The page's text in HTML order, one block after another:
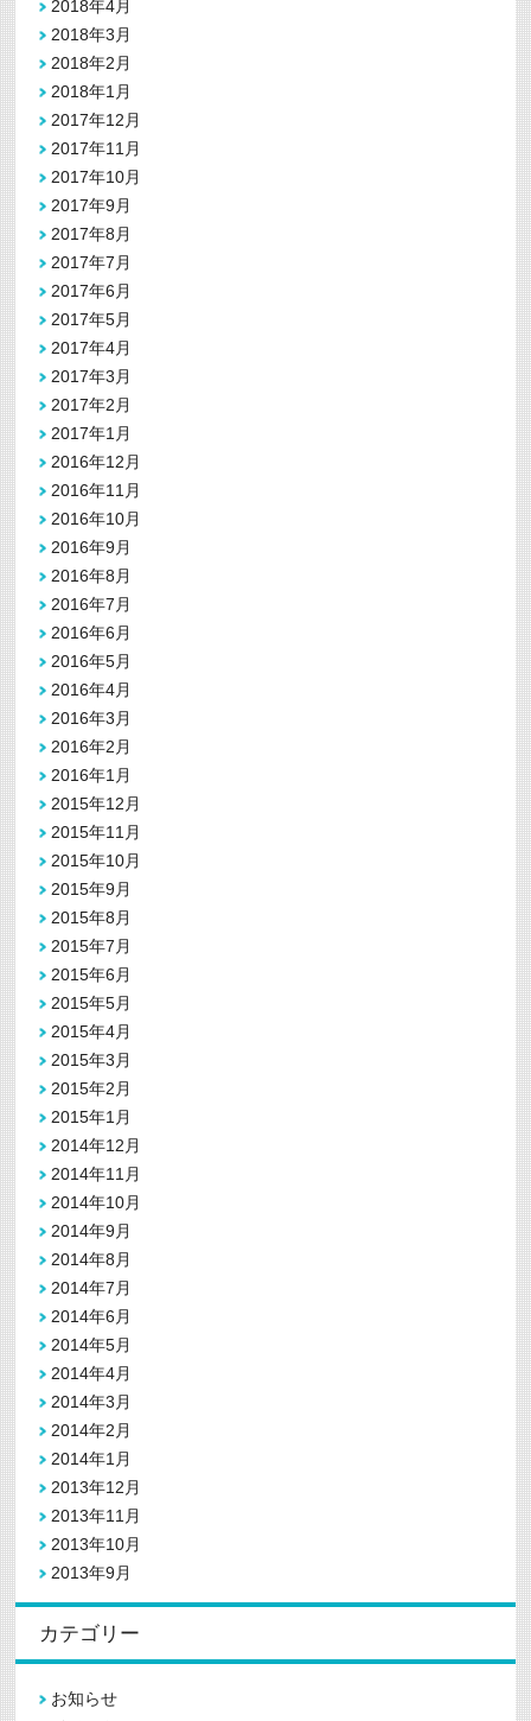
2018年4月
2018年3月
2018年2月
2018年1月
2017年12月
2017年11月
2017年10月
2017年9月
2017年8月
2017年7月
2017年6月
2017年5月
2017年4月
2017年3月
2017年2月
2017年1月
2016年12月
2016年11月
2016年10月
2016年9月
2016年8月
2016年7月
2016年6月
2016年5月
2016年4月
2016年3月
2016年2月
2016年1月
2015年12月
2015年11月
2015年10月
2015年9月
2015年8月
2015年7月
2015年6月
2015年5月
2015年4月
2015年3月
2015年2月
2015年1月
2014年12月
2014年11月
2014年10月
2014年9月
2014年8月
2014年7月
2014年6月
2014年5月
2014年4月
2014年3月
2014年2月
2014年1月
2013年12月
2013年11月
2013年10月
2013年9月
カテゴリー
お知らせ